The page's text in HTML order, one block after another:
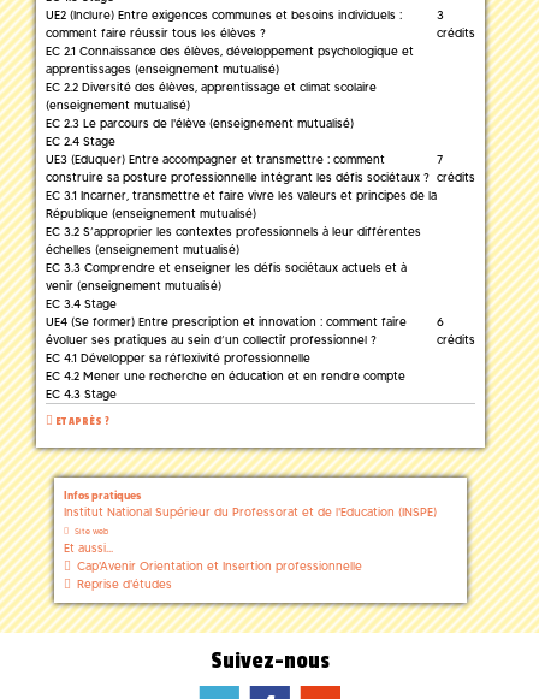
UE2 (Inclure) Entre exigences communes et besoins individuels :
comment faire réussir tous les élèves ?
3
crédits
EC 2.1 Connaissance des élèves, développement psychologique et
apprentissages (enseignement mutualisé)
EC 2.2 Diversité des élèves, apprentissage et climat scolaire
(enseignement mutualisé)
EC 2.3 Le parcours de l'élève (enseignement mutualisé)
EC 2.4 Stage
UE3 (Eduquer) Entre accompagner et transmettre : comment
construire sa posture professionnelle intégrant les défis sociétaux ?
7
crédits
EC 3.1 Incarner, transmettre et faire vivre les valeurs et principes de la
République (enseignement mutualisé)
EC 3.2 S’approprier les contextes professionnels à leur différentes
échelles (enseignement mutualisé)
EC 3.3 Comprendre et enseigner les défis sociétaux actuels et à
venir (enseignement mutualisé)
EC 3.4 Stage
UE4 (Se former) Entre prescription et innovation : comment faire
évoluer ses pratiques au sein d’un collectif professionnel ?
6
crédits
EC 4.1 Développer sa réflexivité professionnelle
EC 4.2 Mener une recherche en éducation et en rendre compte
EC 4.3 Stage
ET APRÈS ?
Infos pratiques
Institut National Supérieur du Professorat et de l'Education (INSPE)
Site web
Et aussi...
Cap'Avenir Orientation et Insertion professionnelle
Reprise d'études
Suivez-nous